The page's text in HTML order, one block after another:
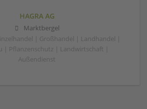
HAGRA AG
Marktbergel
| Großhandel | Landhandel |
| Pflanzenschutz | Landwirtschaft |
Außendienst